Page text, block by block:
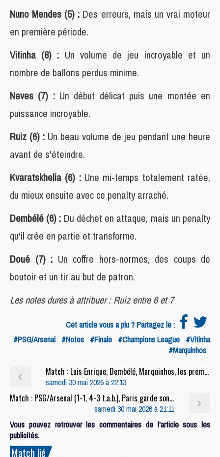
Nuno Mendes (5) : Des erreurs, mais un vrai moteur
en première période.
Vitinha (8) : Un volume de jeu incroyable et un
nombre de ballons perdus minime.
Neves (7) :Un début délicat puis une montée en
puissance incroyable.
Ruiz (6) : Un beau volume de jeu pendant une heure
avant de s'éteindre.
Kvaratskhelia (6) :Une mi-temps totalement ratée,
du mieux ensuite avec ce penalty arraché.
Dembélé (6) : Du déchet en attaque, mais un penalty
qu'il crée en partie et transforme.
Doué (7) : Un coffre hors-normes, des coups de
boutoir et un tir au but de patron.
Les notes dures à attribuer : Ruiz entre 6 et 7
Cet article vous a plu ? Partagez le :
#PSG/Arsenal #Notes #Finale #Champions League #Vitinha
#Marquinhos
Match : Luis Enrique, Dembélé, Marquinhos, les premières réactions après PSG/Arsenal
samedi 30 mai 2026 à 22:13
Match : PSG/Arsenal (1-1, 4-3 t.a.b.), Paris garde son titre au bout du suspense
samedi 30 mai 2026 à 21:11
Vous pouvez retrouver les commentaires de l'article sous les
publicités.
Match lié